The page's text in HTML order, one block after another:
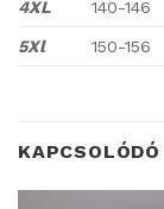
4XL 140-146
5Xl 150-156